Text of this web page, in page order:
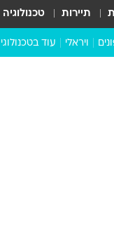
תיירות טכנולוגיה
ויראלי עוד